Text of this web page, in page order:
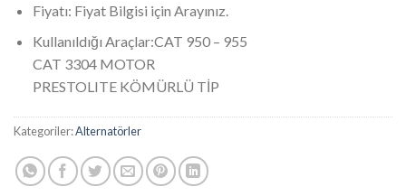
Fiyatı: Fiyat Bilgisi için Arayınız.
Kullanıldığı Araçlar:CAT 950 – 955
CAT 3304 MOTOR
PRESTOLITE KÖMÜRLÜ TİP
Kategoriler:Alternatörler